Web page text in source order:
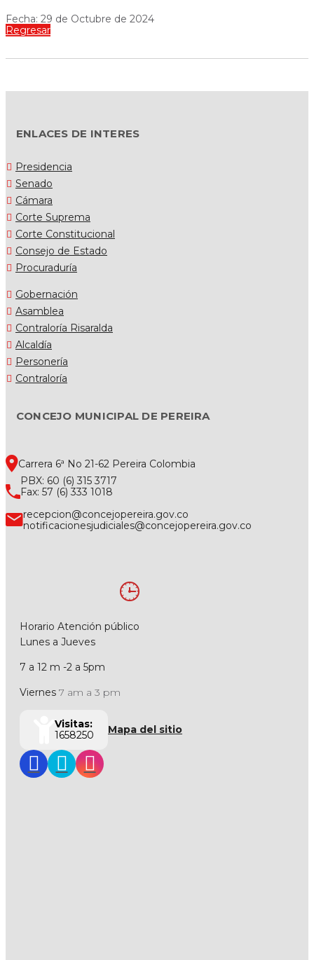
Fecha: 29 de Octubre de 2024
Regresar
ENLACES DE INTERES
Presidencia
Senado
Cámara
Corte Suprema
Corte Constitucional
Consejo de Estado
Procuraduría
Gobernación
Asamblea
Contraloría Risaralda
Alcaldía
Personería
Contraloría
CONCEJO MUNICIPAL DE PEREIRA
Carrera 6ª No 21-62 Pereira Colombia
PBX: 60 (6) 315 3717
Fax: 57 (6) 333 1018
recepcion@concejopereira.gov.co
notificacionesjudiciales@concejopereira.gov.co
Horario Atención público
Lunes a Jueves
7 a 12 m -2 a 5pm
Viernes 7 am a 3 pm
Visitas:
1658250
Mapa del sitio